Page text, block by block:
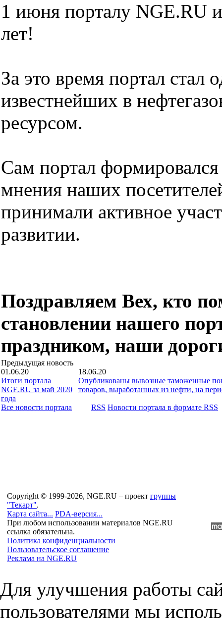
1 июня порталу NGE.RU
лет!
За это время портал стал
известнейших в
ресурсом.
Сам портал
мнения наших
принимали активное
развитии.
Поздравляем Вех, кто
становлении нашего
праздником, наши
Предыдущая новость
01.06.20
Итоги портала
NGE.RU за май 2020
года
18.06.20
Опубликованы вывозные таможенные
товаров, выработанных из нефти, на
Все новости портала RSS Новости портала в формате RSS
Copyright © 1999-2026, NGE.RU – проект группы
"Текарт".
Карта сайта... PDA-версия...
При любом использовании материалов NGE.RU
ссылка обязательна.
Политика конфиденциальности
Пользовательское соглашение
Реклама на NGE.RU
Для улучшения работы
пользователями мы